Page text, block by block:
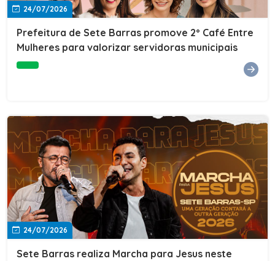
24/07/2026
Prefeitura de Sete Barras promove 2º Café Entre
Mulheres para valorizar servidoras municipais
24/07/2026
Sete Barras realiza Marcha para Jesus neste